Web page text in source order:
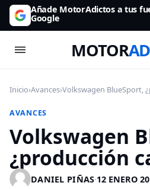
Añade MotorAdictos a tus
Google
MOTOR
Inicio›Avances›Volkswagen BlueSport,
AVANCES
Volkswagen
¿producción
DANIEL PIÑAS·12 ENERO